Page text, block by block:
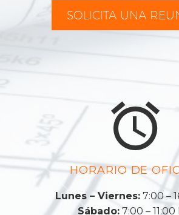
SOLICITA UNA


HORARIO DE
Lunes – Viernes: 7:00 –
Sábado: 7:00 – 11:00